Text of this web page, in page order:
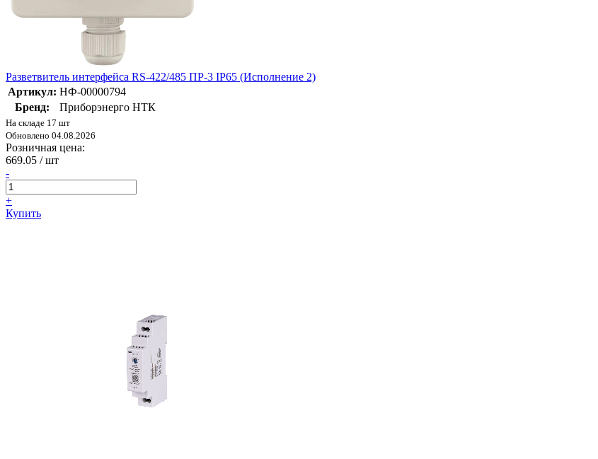
Разветвитель интерфейса RS-422/485 ПР-3 IP65 (Исполнение 2)
Артикул: НФ-00000794
Бренд:
Приборэнерго НТК
На складе 17 шт
Обновлено 04.08.2026
Розничная цена:
669.05 / шт
-
+
Купить